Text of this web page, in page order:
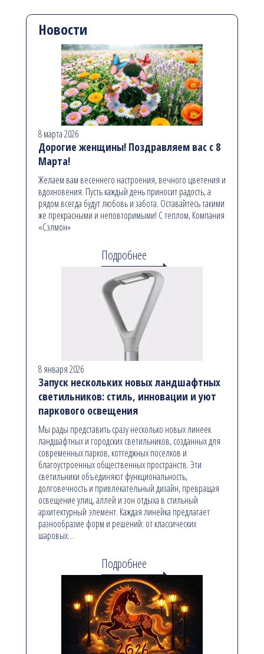
Новости
8 марта 2026
Дорогие женщины! Поздравляем вас с 8
Марта!
Желаем вам весеннего настроения, вечного цветения и
вдохновения. Пусть каждый день приносит радость, а
рядом всегда будут любовь и забота. Оставайтесь такими
же прекрасными и неповторимыми! С теплом, Компания
«Сэлмон»
Подробнее
8 января 2026
Запуск нескольких новых ландшафтных
светильников: стиль, инновации и уют
паркового освещения
Мы рады представить сразу несколько новых линеек
ландшафтных и городских светильников, созданных для
современных парков, коттеджных поселков и
благоустроенных общественных пространств. Эти
светильники объединяют функциональность,
долговечность и привлекательный дизайн, превращая
освещение улиц, аллей и зон отдыха в стильный
архитектурный элемент. Каждая линейка предлагает
разнообразие форм и решений: от классических
шаровых…
Подробнее